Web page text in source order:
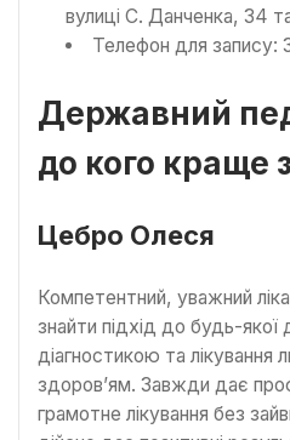
вулиці С. Данченка, 34
Телефон для запису:
Державний
до кого краще
Цебро Олеся
Компетентний, уважний
знайти підхід до будь-
діагностикою та лікування
здоров’ям. Завжди дає
грамотне лікування без